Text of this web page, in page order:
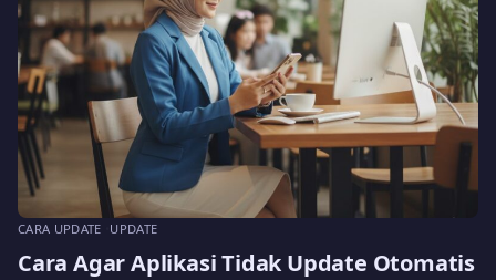
CARA UPDATE UPDATE
Cara Agar Aplikasi Tidak Update Otomatis